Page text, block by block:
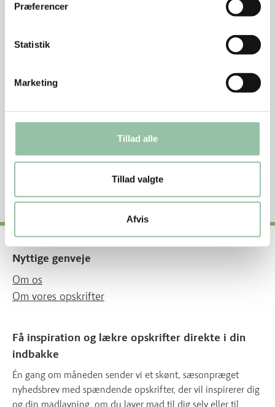
Præferencer
Statistik
Marketing
Tillad alle
Tillad valgte
Afvis
Tips
Peanut-banankuglerne er nemme at have med på
farten eller som en lækker snack i madpakken.
Energifordeling
Energifordeling og -indhold pr. stk
Fedt 38%
Nyttige genveje
Om os
Om vores opskrifter
Få inspiration og lækre opskrifter direkte i din
indbakke
Én gang om måneden sender vi et skønt, sæsonpræget
nyhedsbrev med spændende opskrifter, der vil inspirerer dig
og din madlavning, om du laver mad til dig selv eller til